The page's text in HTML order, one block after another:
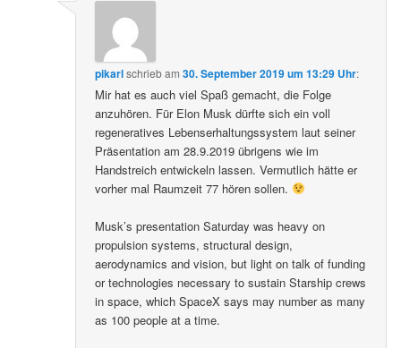
pikarlschriebam30. September 2019 um 13:29 Uhr:
Mir hat es auch viel Spaß gemacht, die Folge
anzuhören. Für Elon Musk dürfte sich ein voll
regeneratives Lebenserhaltungssystem laut seiner
Präsentation am 28.9.2019 übrigens wie im
Handstreich entwickeln lassen. Vermutlich hätte er
vorher mal Raumzeit 77 hören sollen.
Musk’s presentation Saturday was heavy on
propulsion systems, structural design,
aerodynamics and vision, but light on talk of funding
or technologies necessary to sustain Starship crews
in space, which SpaceX says may number as many
as 100 people at a time.